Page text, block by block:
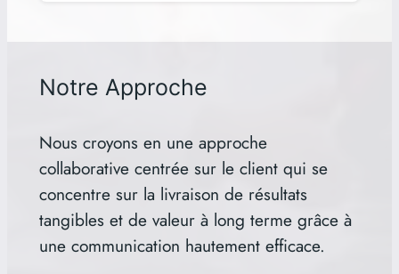
Notre Approche
Nous croyons en une approche
collaborative centrée sur le client qui se
concentre sur la livraison de résultats
tangibles et de valeur à long terme grâce à
une communication hautement efficace.